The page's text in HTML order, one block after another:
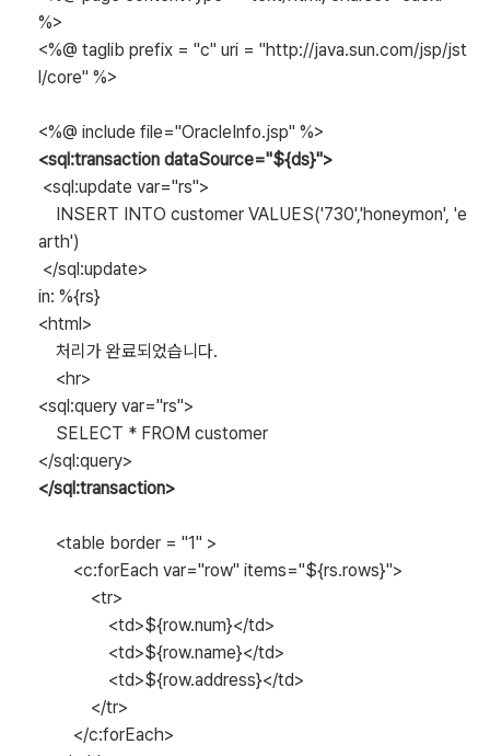
%>
<%@ taglib prefix = "c" uri = "http://java.sun.com/jsp/jst
l/core" %>
<%@ include file="OracleInfo.jsp" %>
<sql:transaction dataSource="${ds}">
<sql:update var="rs">
INSERT INTO customer VALUES('730','honeymon', 'e
arth')
</sql:update>
in: %{rs}
<html>
처리가 완료되었습니다.
<hr>
<sql:query var="rs">
SELECT * FROM customer
</sql:query>
</sql:transaction>
<table border = "1" >
<c:forEach var="row" items="${rs.rows}">
<tr>
<td>${row.num}</td>
<td>${row.name}</td>
<td>${row.address}</td>
</tr>
</c:forEach>